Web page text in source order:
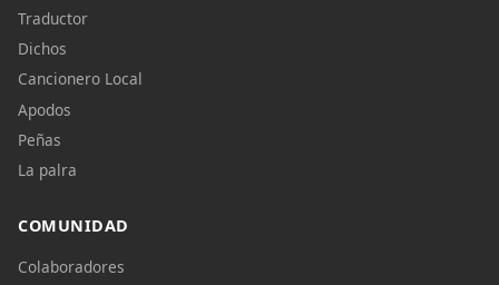
Traductor
Dichos
Cancionero Local
Apodos
Peñas
La palra
COMUNIDAD
Colaboradores